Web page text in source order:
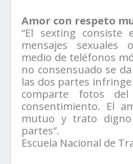
Amor con respeto
“El sexting consiste
mensajes sexuales
medio de teléfonos
no consensuado se
las dos partes
comparte fotos
consentimiento. El
mutuo y trato
partes”.
Escuela Nacional de